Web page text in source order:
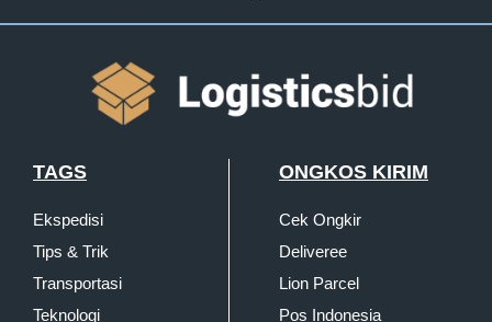
TAGS
Ekspedisi
Tips & Trik
Transportasi
Teknologi
ONGKOS KIRIM
Cek Ongkir
Deliveree
Lion Parcel
Pos Indonesia